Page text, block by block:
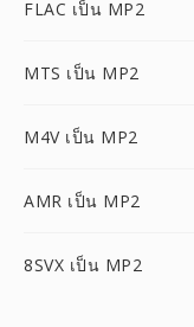
FLAC เป็น MP2
MTS เป็น MP2
M4V เป็น MP2
AMR เป็น MP2
8SVX เป็น MP2